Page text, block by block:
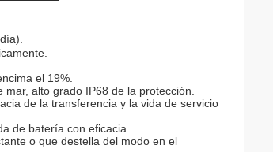
el 19%.
alto grado IP68 de la protección.
de la transferencia y la vida de servicio
de batería con eficacia.
o que destella del modo en el